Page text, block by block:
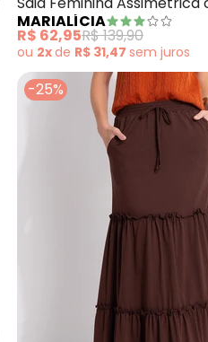
(Cinza)
MARIALÍCIA
R$ 62,95R$ 139,90
ou 2xde R$ 31,47 sem juros
-25%